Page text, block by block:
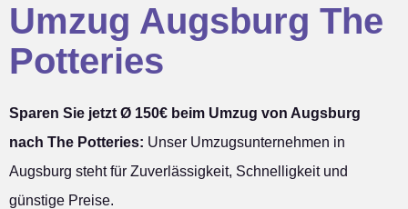
Umzug Augsburg The
Potteries
Sparen Sie jetzt Ø 150€ beim Umzug von Augsburg
nach The Potteries: Unser Umzugsunternehmen in
Augsburg steht für Zuverlässigkeit, Schnelligkeit und
günstige Preise.